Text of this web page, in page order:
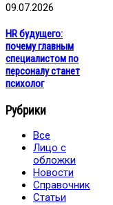
09.07.2026
HR будущего:
почему главным
специалистом по
персоналу станет
психолог
Рубрики
Все
Лицо с
обложки
Новости
Справочник
Статьи